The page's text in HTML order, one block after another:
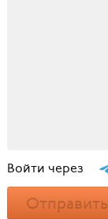
Войти через
Отправить